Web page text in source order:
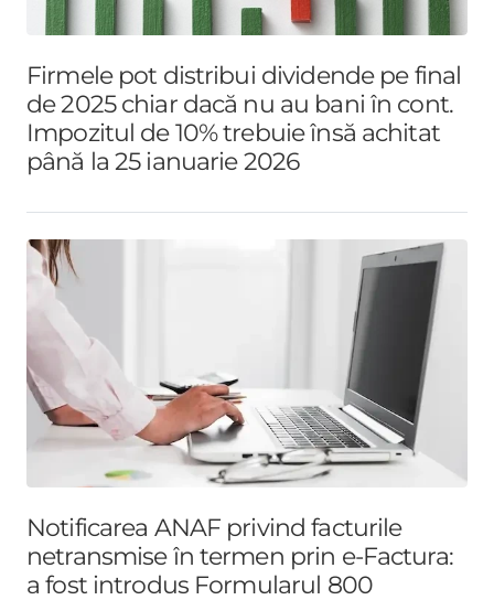
Firmele pot distribui dividende pe final
de 2025 chiar dacă nu au bani în cont.
Impozitul de 10% trebuie însă achitat
până la 25 ianuarie 2026
Notificarea ANAF privind facturile
netransmise în termen prin e-Factura:
a fost introdus Formularul 800